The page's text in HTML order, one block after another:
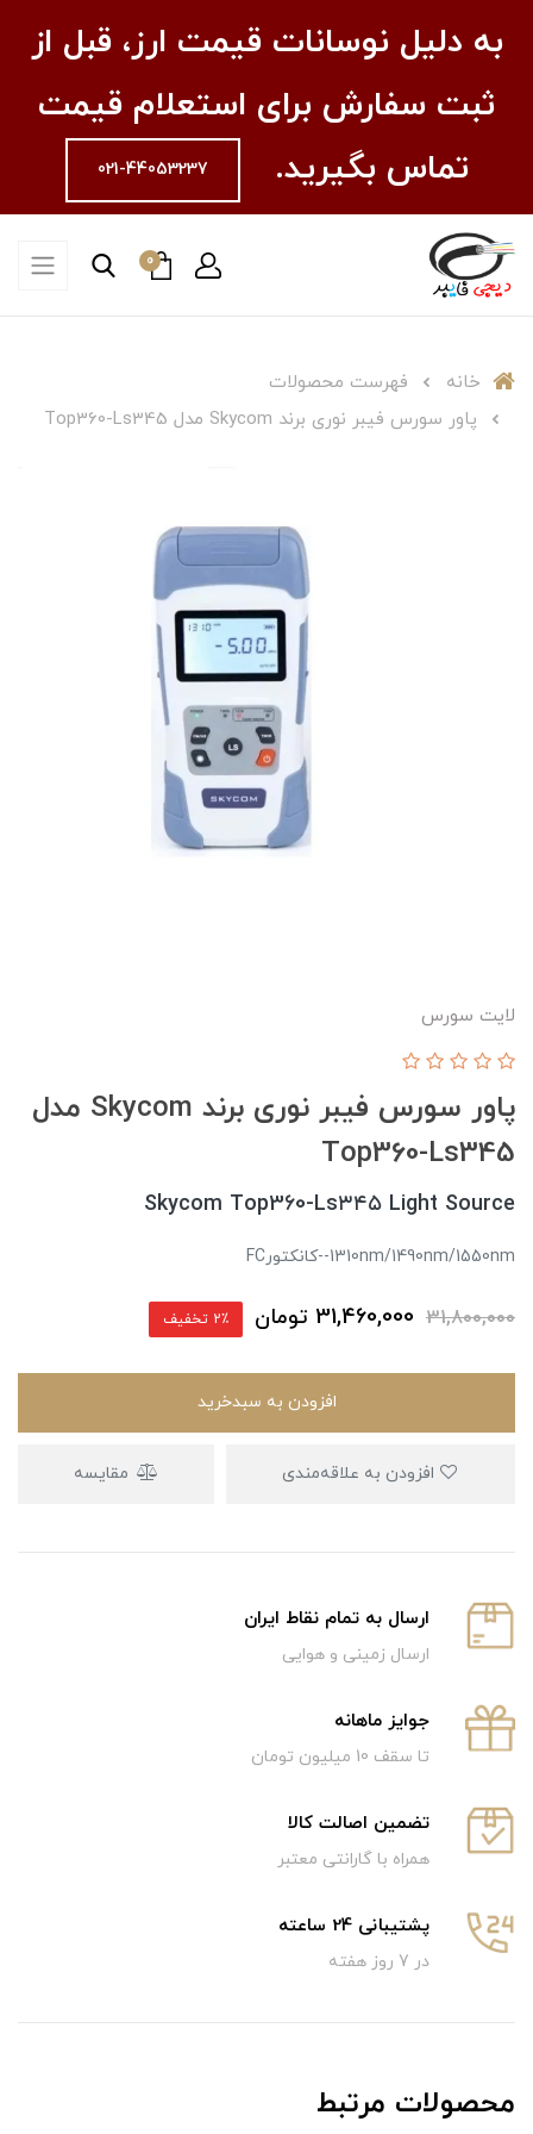
به دلیل نوسانات قیمت ارز، قبل از
ثبت سفارش برای استعلام قیمت
تماس بگیرید.
021-44053237
0
خانه
فهرست محصولات
پاور سورس فیبر نوری برند Skycom مدل Top360-Ls345
لایت سورس
پاور سورس فیبر نوری برند Skycom مدل
Top360-Ls345
Skycom Top360-Ls۳۴۵ Light Source
1310nm/1490nm/1550nm--کانکتورFC
31,800,000
31,460,000 تومان 2٪ تخفیف
افزودن به سبدخرید
مقایسه
ارسال به تمام نقاط ایران
ارسال زمینی و هوایی
جوایز ماهانه
تا سقف 10 میلیون تومان
تضمین اصالت کالا
همراه با گارانتی معتبر
پشتیبانی 24 ساعته
در 7 روز هفته
محصولات مرتبط